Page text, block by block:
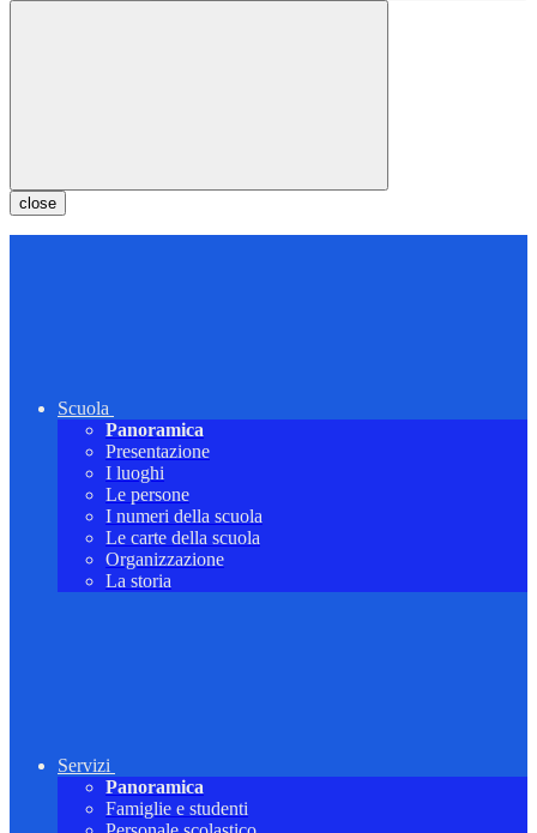
close
Scuola
Panoramica
Presentazione
I luoghi
Le persone
I numeri della scuola
Le carte della scuola
Organizzazione
La storia
Servizi
Panoramica
Famiglie e studenti